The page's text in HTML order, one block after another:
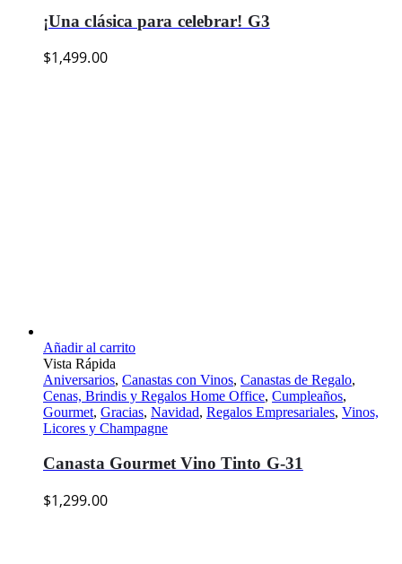
¡Una clásica para celebrar! G3
$1,499.00
Añadir al carrito
Vista Rápida
Aniversarios, Canastas con Vinos, Canastas de Regalo,
Cenas, Brindis y Regalos Home Office, Cumpleaños,
Gourmet, Gracias, Navidad, Regalos Empresariales, Vinos,
Licores y Champagne
Canasta Gourmet Vino Tinto G-31
$1,299.00